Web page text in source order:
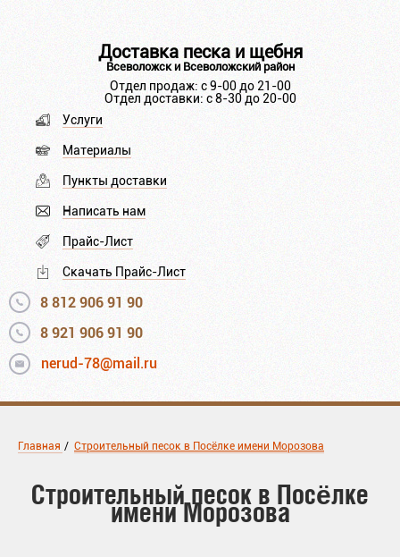
Доставка песка и щебня
Всеволожск и Всеволожский район
Отдел продаж: с 9-00 до 21-00
Отдел доставки: с 8-30 до 20-00
Услуги
Материалы
Пункты доставки
Написать нам
Прайс-Лист
Скачать Прайс-Лист
8 812 906 91 90
8 921 906 91 90
nerud-78@mail.ru
Главная / Строительный песок в Посёлке имени Морозова
Строительный песок в Посёлке
имени Морозова